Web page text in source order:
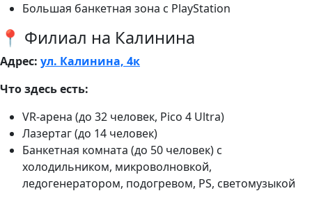
Большая банкетная зона с PlayStation
📍 Филиал на Калинина
Адрес: ул. Калинина, 4к
Что здесь есть:
VR-арена (до 32 человек, Pico 4 Ultra)
Лазертаг (до 14 человек)
Банкетная комната (до 50 человек) с
холодильником, микроволновкой,
ледогенератором, подогревом, PS, светомузыкой